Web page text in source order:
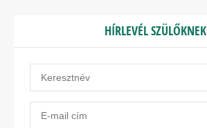
HÍRLEVÉL SZÜLŐKNEK